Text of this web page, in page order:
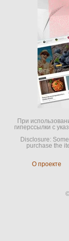
При
гиперссылки c
Disclosure:
purchase the
О проекте